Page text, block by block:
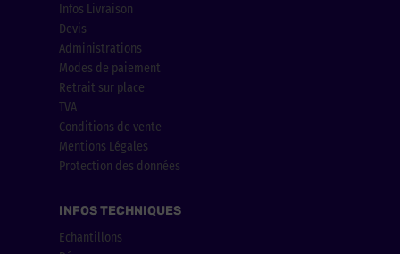
Infos Livraison
Devis
Administrations
Modes de paiement
Retrait sur place
TVA
Conditions de vente
Mentions Légales
Protection des données
INFOS TECHNIQUES
Echantillons